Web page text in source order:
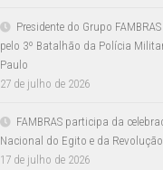
Presidente do Grupo
pelo 3º Batalhão da Polícia
Paulo
27 de julho de 2026
FAMBRAS participa da
Nacional do Egito e da
17 de julho de 2026